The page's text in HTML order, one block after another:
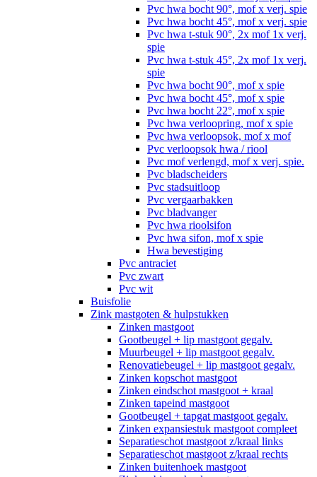
Pvc hwa bocht 90°, mof x verj. spie
Pvc hwa bocht 45°, mof x verj. spie
Pvc hwa t-stuk 90°, 2x mof 1x verj.
spie
Pvc hwa t-stuk 45°, 2x mof 1x verj.
spie
Pvc hwa bocht 90°, mof x spie
Pvc hwa bocht 45°, mof x spie
Pvc hwa bocht 22°, mof x spie
Pvc hwa verloopring, mof x spie
Pvc hwa verloopsok, mof x mof
Pvc verloopsok hwa / riool
Pvc mof verlengd, mof x verj. spie.
Pvc bladscheiders
Pvc stadsuitloop
Pvc vergaarbakken
Pvc bladvanger
Pvc hwa rioolsifon
Pvc hwa sifon, mof x spie
Hwa bevestiging
Pvc antraciet
Pvc zwart
Pvc wit
Buisfolie
Zink mastgoten & hulpstukken
Zinken mastgoot
Gootbeugel + lip mastgoot gegalv.
Muurbeugel + lip mastgoot gegalv.
Renovatiebeugel + lip mastgoot gegalv.
Zinken kopschot mastgoot
Zinken eindschot mastgoot + kraal
Zinken tapeind mastgoot
Gootbeugel + tapgat mastgoot gegalv.
Zinken expansiestuk mastgoot compleet
Separatieschot mastgoot z/kraal links
Separatieschot mastgoot z/kraal rechts
Zinken buitenhoek mastgoot